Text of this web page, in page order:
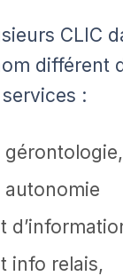
CLIC
différent
:
gérontologie,
autonomie
info relais,